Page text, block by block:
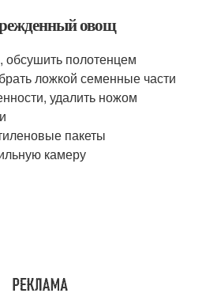
овощ
полотенцем
ложкой семенные части
удалить ножом
пакеты
камеру